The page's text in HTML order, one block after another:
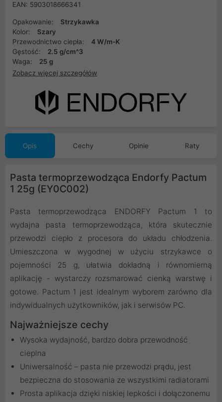
EAN: 5903018666341
Opakowanie:
Strzykawka
Kolor:
Szary
Przewodnictwo ciepła:
4 W/m-K
Gęstość:
2.5 g/cm^3
Waga:
25 g
Zobacz więcej szczegółów
Opis Cechy Opinie Raty
Pasta termoprzewodząca Endorfy Pactum
1 25g (EY0C002)
Pasta termoprzewodząca ENDORFY Pactum 1 to
wydajna pasta termoprzewodząca, która skutecznie
przewodzi ciepło z procesora do układu chłodzenia.
Umieszczona w wygodnej w użyciu strzykawce o
pojemności 25 g, ułatwia dokładną i równomierną
aplikację - wystarczy rozsmarować cienką warstwę i
gotowe. Pactum 1 jest idealnym wyborem zarówno dla
indywidualnych użytkowników, jak i serwisów PC.
Najważniejsze cechy
Wysoka wydajność, bardzo dobra przewodność
cieplna
Uniwersalność – pasta nie przewodzi prądu, jest
bezpieczna do stosowania ze wszystkimi radiatorami
Prosta aplikacja dzięki niskiej lepkości i dołączonemu